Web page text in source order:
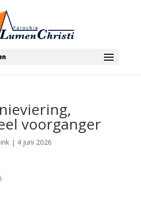
voorganger
| 4 juni 2026